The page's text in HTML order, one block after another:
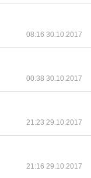
08:16 30.10.2017
00:38 30.10.2017
21:23 29.10.2017
21:16 29.10.2017